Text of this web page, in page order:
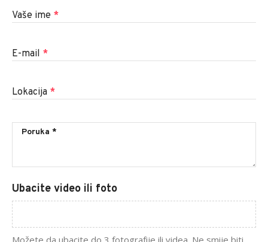
Vaše ime *
E-mail *
Lokacija *
Ubacite video ili foto
Možete da ubacite do 3 fotografije ili videa. Ne smije biti